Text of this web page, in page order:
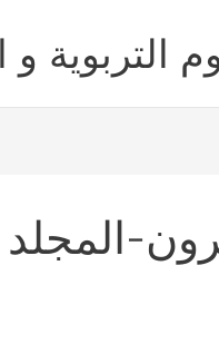
التربوية و